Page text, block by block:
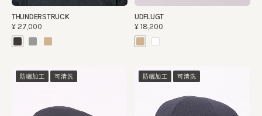
THUNDERSTRUCK
¥27,000
UDFLUGT
¥18,200
防曬加工 可清洗 防曬加工 可清洗